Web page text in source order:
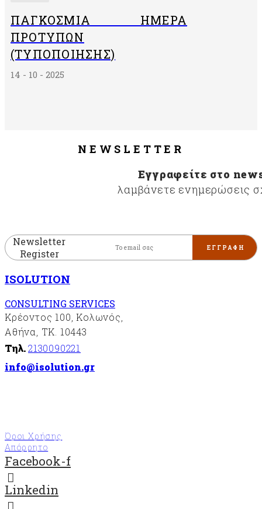
ΠΑΓΚΌΣΜΙΑ ΗΜΈΡΑ
ΠΡΟΤΎΠΩΝ
(ΤΥΠΟΠΟΊΗΣΗΣ)
14 - 10 - 2025
NEWSLETTER
Εγγραφείτε στο
λαμβάνετε ενημερώσεις
Newsletter
Register
ISOLUTION
CONSULTING SERVICES
Κρέοντος 100, Κολωνός,
Αθήνα, ΤΚ. 10443
Τηλ.2130090221
info@isolution.gr
Όροι Χρήσης
Απόρρητο
Facebook-f
Linkedin